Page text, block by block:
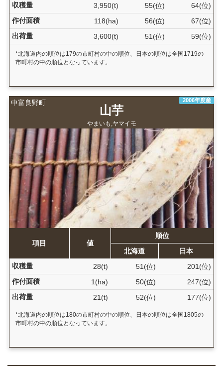
収穫量
3,950(t) 55(位)
64(位)
作付面積
118(ha) 56(位)
67(位)
出荷量
3,600(t) 51(位) 59(位)
*北海道内の順位は179の市町村の中の順位、日本の順位は全国1719の
市町村の中の順位となっています。
中富良野町 2006年度産
山芋
やまいも,ヤマイモ
項目 値
順位
北海道
日本
収穫量
28(t) 51(位)
201(位)
作付面積
1(ha) 50(位)
247(位)
出荷量
21(t) 52(位) 177(位)
*北海道内の順位は180の市町村の中の順位、日本の順位は全国1805の
市町村の中の順位となっています。